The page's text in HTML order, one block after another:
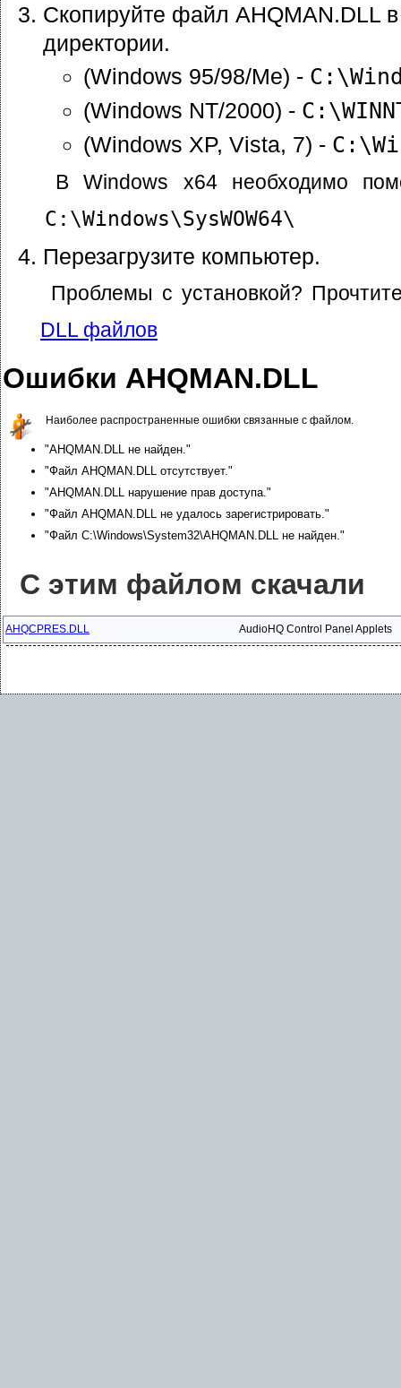
Скопируйте файл AHQMAN.DLL
директории.
(Windows 95/98/Me) -
(Windows NT/2000) -
(Windows XP, Vista, 7) -
В Windows x64 необходимо
C:\Windows\SysWOW64\
Перезагрузите компьютер.
Проблемы с установкой?
DLL файлов
Ошибки AHQMAN.DLL
Наиболее распространенные ошибки связанные с файлом.
"AHQMAN.DLL не найден."
"Файл AHQMAN.DLL отсутствует."
"AHQMAN.DLL нарушение прав доступа."
"Файл AHQMAN.DLL не удалось зарегистрировать."
"Файл C:\Windows\System32\AHQMAN.DLL не найден."
С этим файлом скачали
AHQCPRES.DLL AudioHQ Control Panel Applets